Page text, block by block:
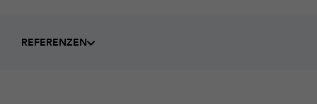
REFERENZEN